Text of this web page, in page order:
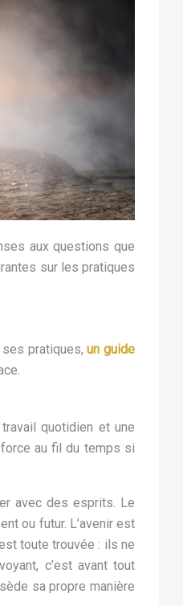
aux questions que
sur les pratiques
ses pratiques,un guide
quotidien et une
au fil du temps si
avec des esprits. Le
ou futur. L’avenir est
toute trouvée : ils ne
c’est avant tout
sa propre manière